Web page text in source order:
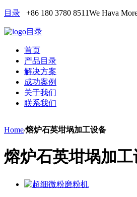
目录 +86 180 3780 8511We Hava
目录
首页
产品目录
解决方案
成功案例
关于我们
联系我们
Home/熔炉石英坩埚加工设备
熔炉石英坩埚加工